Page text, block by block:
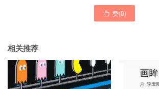
 赞(0)
相关推荐